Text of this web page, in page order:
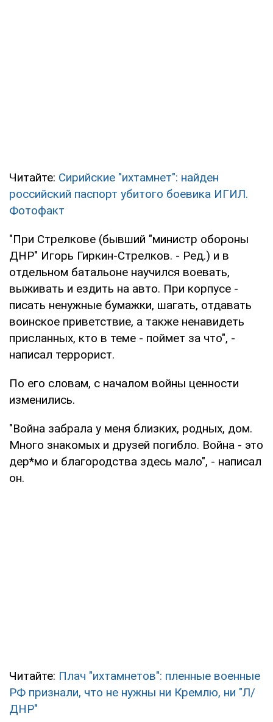
Читайте: Сирийские "ихтамнет": найден
российский паспорт убитого боевика ИГИЛ.
Фотофакт
"При Стрелкове (бывший "министр обороны
ДНР" Игорь Гиркин-Стрелков. - Ред.) и в
отдельном батальоне научился воевать,
выживать и ездить на авто. При корпусе -
писать ненужные бумажки, шагать, отдавать
воинское приветствие, а также ненавидеть
присланных, кто в теме - поймет за что", -
написал террорист.
По его словам, с началом войны ценности
изменились.
"Война забрала у меня близких, родных, дом.
Много знакомых и друзей погибло. Война - это
дер*мо и благородства здесь мало", - написал
он.
Читайте: Плач "ихтамнетов": пленные военные
РФ признали, что не нужны ни Кремлю, ни "Л/
ДНР"